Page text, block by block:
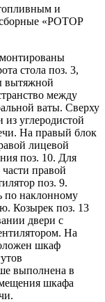
стола поз. 3,
вытяжной
между
ваты. Сверху
углеродистой
На правый блок
лицевой
поз. 10. Для
правой
поз. 9.
по наклонному
Козырек поз. 13
двери с
На
шкаф
выполнена в
шкафа